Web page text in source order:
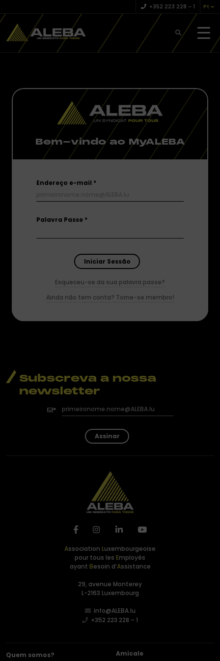
+352 223 228 – 1 Pt
Bem-vindo ao MyALEBA
Endereço e-mail
Palavra Passe
Esqueceu-se da sua palavra passe?
Ainda não tem conta? Torne-se membro!
Subscreva a nossa
newsletter
Assinar
Association Luxembourgeoise
pour tous les Employés
ayant Besoin d’Assistance
29, avenue Monterey
L-2163 Luxembourg
info@ALEBA.lu
+352 223 228 – 1
Quem somos?
Amicale